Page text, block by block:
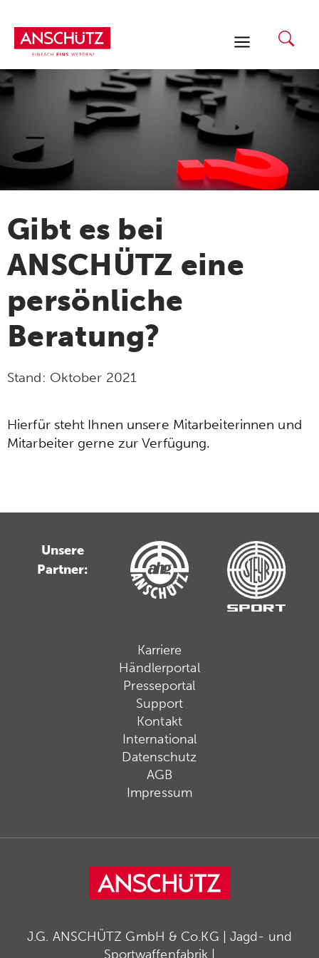
Inhalt
springen
Gibt es bei
ANSCHÜTZ eine
persönliche
Beratung?
Stand: Oktober 2021
Hierfür steht Ihnen unsere Mitarbeiterinnen und
Mitarbeiter gerne zur Verfügung.
Unsere
Partner:
Karriere
Händlerportal
Presseportal
Support
Kontakt
International
Datenschutz
AGB
Impressum
J.G. ANSCHÜTZ GmbH & Co.KG | Jagd- und
Sportwaffenfabrik |